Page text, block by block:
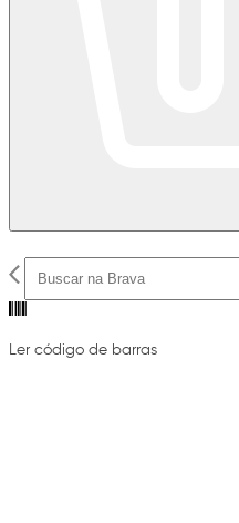
Ler código de barras